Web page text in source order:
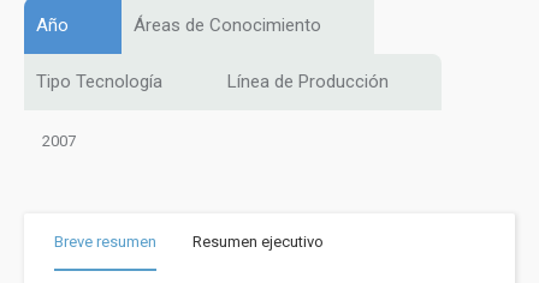
Año Áreas de Conocimiento
Tipo Tecnología Línea de Producción
2007
Breve resumen Resumen ejecutivo